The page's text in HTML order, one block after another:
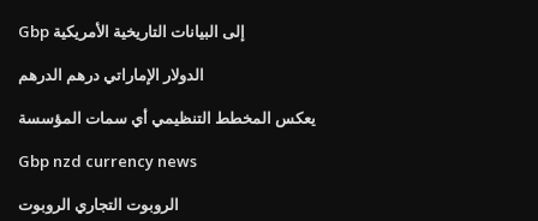
Gbp إلى البيانات التاريخية الأمريكية
الدولار الإماراتي درهم الدرهم
يعكس المخطط التنظيمي أي سمات المؤسسة
Gbp nzd currency news
الروبوت التجاري الروبوت